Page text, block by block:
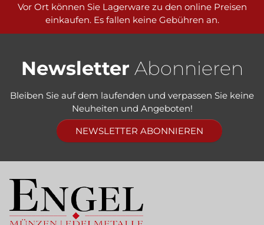
Vor Ort können Sie Lagerware zu den online Preisen
einkaufen. Es fallen keine Gebühren an.
Newsletter Abonnieren
Bleiben Sie auf dem laufenden und verpassen Sie keine
Neuheiten und Angeboten!
NEWSLETTER ABONNIEREN